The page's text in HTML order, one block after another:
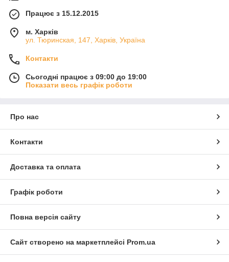
Працює з 15.12.2015
м. Харків
ул. Тюринская, 147, Харків, Україна
Контакти
Сьогодні працює з 09:00 до 19:00
Показати весь графік роботи
Про нас
Контакти
Доставка та оплата
Графік роботи
Повна версія сайту
Сайт створено на маркетплейсі Prom.ua